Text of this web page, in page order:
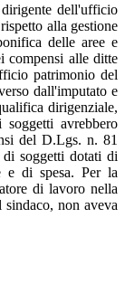
dell'ufficio
alla gestione
delle aree e
compensi alle ditte
patrimonio del
dall'imputato e
dirigenziale,
avrebbero
del D.Lgs. n. 81
soggetti dotati di
e di spesa. Per la
di lavoro nella
non aveva